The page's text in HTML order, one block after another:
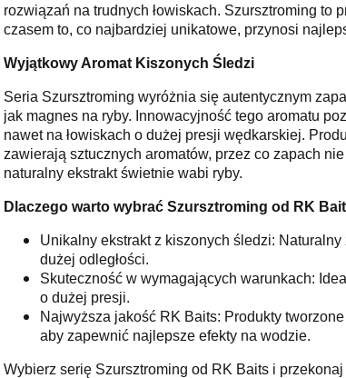
rozwiązań na trudnych łowiskach. Szursztroming to
czasem to, co najbardziej unikatowe, przynosi
Wyjątkowy Aromat Kiszonych Śledzi
Seria Szursztroming wyróżnia się autentycznym
jak magnes na ryby. Innowacyjność tego aromatu
nawet na łowiskach o dużej presji wędkarskiej.
zawierają sztucznych aromatów, przez co zapach
naturalny ekstrakt świetnie wabi ryby.
Dlaczego warto wybrać Szursztroming od RK
Unikalny ekstrakt z kiszonych śledzi:
dużej odległości.
Skuteczność w wymagających warunkach:
o dużej presji.
Najwyższa jakość RK Baits: Produkty tworzone
aby zapewnić najlepsze efekty na wodzie.
Wybierz serię Szursztroming od RK Baits i